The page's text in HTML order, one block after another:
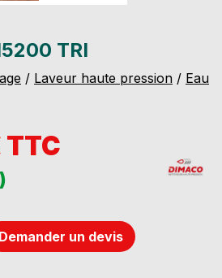
TRI
/ Laveur haute pression / Eau
Demander un devis